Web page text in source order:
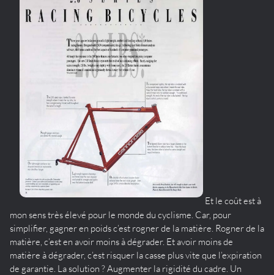
Et le coût est à
mon sens très élevé pour le monde du cyclisme. Car, pour
simplifier, gagner en poids c’est rogner de la matière. Rogner de la
matière, c’est en avoir moins à dégrader. Et avoir moins de
matière à dégrader, c’est risquer la casse plus vite que l’expiration
de garantie. La solution ? Augmenter la rigidité du cadre. Un